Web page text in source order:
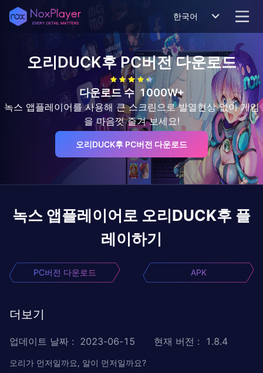
한국어
오리DUCK후PC버전 다운로드
다운로드 수 1000W+
녹스 앱플레이어를 사용해 큰 스크린으로 발열현상 없이 게임
을 마음껏 즐겨 보세요!
오리DUCK후 PC버전 다운로드
녹스 앱플레이어로 오리DUCK후 플
레이하기
PC버전 다운로드 APK
더보기
업데이트 날짜 : 2023-06-15 현재 버전 : 1.8.4
오리가 먼저일까요, 알이 먼저일까요?